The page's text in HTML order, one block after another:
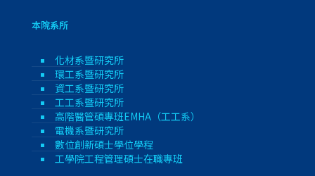
本院系所
化材系暨研究所
環工系暨研究所
資工系暨研究所
工工系暨研究所
高階醫管碩專班EMHA（工工系）
電機系暨研究所
數位創新碩士學位學程
工學院工程管理碩士在職專班